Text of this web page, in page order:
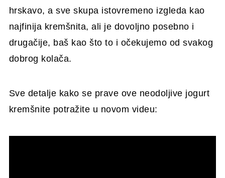
hrskavo, a sve skupa istovremeno izgleda kao
najfinija kremšnita, ali je dovoljno posebno i
drugačije, baš kao što to i očekujemo od svakog
dobrog kolača.
Sve detalje kako se prave ove neodoljive jogurt
kremšnite potražite u novom videu: